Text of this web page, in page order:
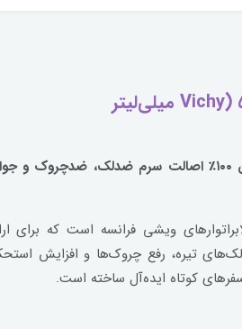
ویشی فرانسه است که برای
کوتاه ایده‌آل ساخته است.